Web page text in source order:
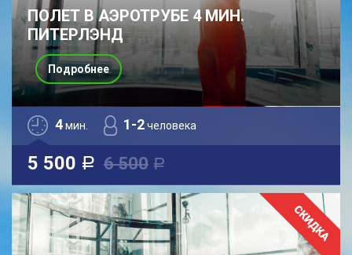
ПОЛЕТ В АЭРОТРУБЕ 4 МИН.
ПИТЕРЛЭНД
4мин. 1-2человека
5 500 a 6 500 a
Подробнее